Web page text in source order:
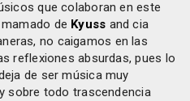
que colaboran en este
de Kyuss and cia
no caigamos en las
reflexiones absurdas, pues lo
de ser música muy
sobre todo trascendencia